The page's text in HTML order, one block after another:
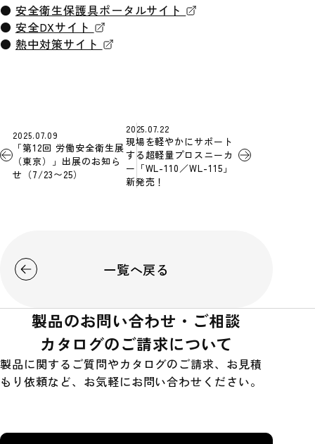
● 安全衛生保護具ポータルサイト
● 安全DXサイト
● 熱中対策サイト
2025.07.09
「第12回 労働安全衛生展
（東京）」出展のお知ら
せ（7/23〜25）
2025.07.22
現場を軽やかにサポート
する超軽量プロスニーカ
ー「WL-110／WL-115」
新発売！
一覧へ戻る
製品のお問い合わせ・ご相談
カタログのご請求について
製品に関するご質問やカタログのご請求、お見積
もり依頼など、お気軽にお問い合わせください。